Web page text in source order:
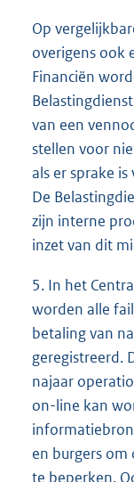
Op
overigens ook
Financiën
van een
stellen voor
als er sprake
De
zijn interne
inzet van dit
5. In het
worden alle
betaling van
geregistreerd.
najaar
on-line kan
en burgers om
te beperken.